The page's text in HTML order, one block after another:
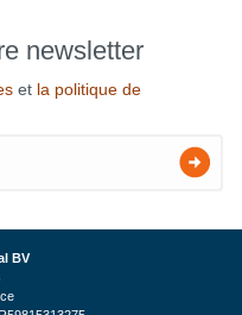
newsletter
et la politique de
BV